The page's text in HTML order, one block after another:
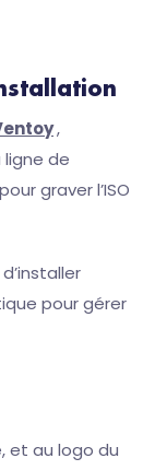
,
ligne de
graver l’ISO
pour gérer
et au logo du